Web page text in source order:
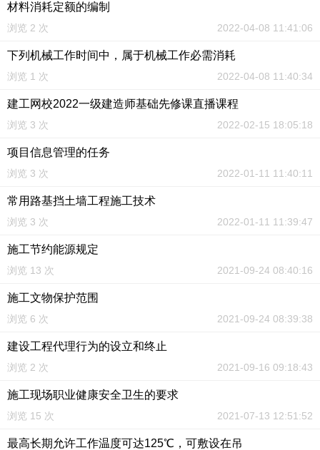
材料消耗定额的编制
浏览 2 次 2022-04-08 11:41:06
下列机械工作时间中，属于机械工作必需消耗
浏览 1 次 2022-04-08 11:40:34
建工网校2022一级建造师基础先修课直播课程
浏览 3 次 2022-02-15 18:05:18
项目信息管理的任务
浏览 3 次 2022-01-11 11:40:11
常用路基挡土墙工程施工技术
浏览 3 次 2022-01-11 11:39:47
施工节约能源规定
浏览 13 次 2021-09-24 08:40:16
施工文物保护范围
浏览 6 次 2021-09-24 08:39:38
建设工程代理行为的设立和终止
浏览 2 次 2021-09-16 09:18:43
施工现场职业健康安全卫生的要求
浏览 15 次 2021-07-13 12:51:52
最高长期允许工作温度可达125℃，可敷设在吊